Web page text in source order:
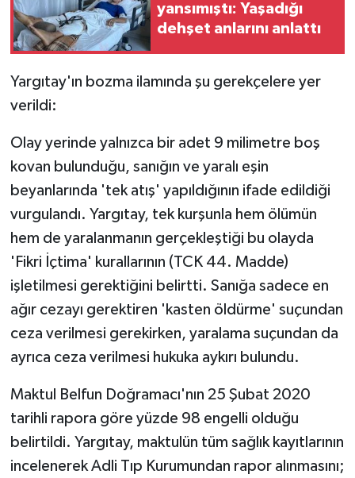
yansımıştı: Yaşadığı
dehşet anlarını anlattı
Yargıtay'ın bozma ilamında şu gerekçelere yer
verildi:
Olay yerinde yalnızca bir adet 9 milimetre boş
kovan bulunduğu, sanığın ve yaralı eşin
beyanlarında 'tek atış' yapıldığının ifade edildiği
vurgulandı. Yargıtay, tek kurşunla hem ölümün
hem de yaralanmanın gerçekleştiği bu olayda
'Fikri İçtima' kurallarının (TCK 44. Madde)
işletilmesi gerektiğini belirtti. Sanığa sadece en
ağır cezayı gerektiren 'kasten öldürme' suçundan
ceza verilmesi gerekirken, yaralama suçundan da
ayrıca ceza verilmesi hukuka aykırı bulundu.
Maktul Belfun Doğramacı'nın 25 Şubat 2020
tarihli rapora göre yüzde 98 engelli olduğu
belirtildi. Yargıtay, maktulün tüm sağlık kayıtlarının
incelenerek Adli Tıp Kurumundan rapor alınmasını;